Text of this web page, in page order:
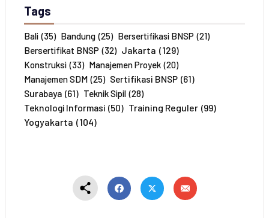
e
s
e
r
t
a
*
Tags
Bali (35) Bandung (25) Bersertifikasi BNSP (21)
Bersertifikat BNSP (32) Jakarta (129)
Konstruksi (33) Manajemen Proyek (20)
Manajemen SDM (25) Sertifikasi BNSP (61)
Surabaya (61) Teknik Sipil (28)
Teknologi Informasi (50) Training Reguler (99)
Yogyakarta (104)